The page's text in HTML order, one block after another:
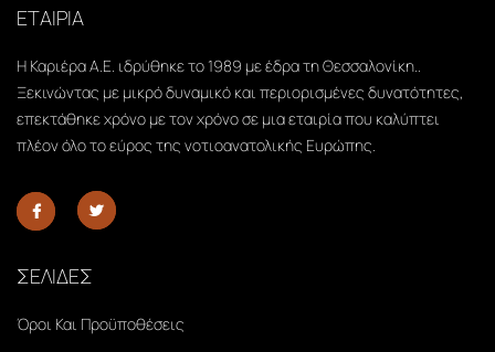
ΕΤΑΙΡΙΑ
Η Καριέρα Α.Ε. ιδρύθηκε το 1989 με έδρα τη Θεσσαλονίκη..
Ξεκινώντας με μικρό δυναμικό και περιορισμένες δυνατότητες,
επεκτάθηκε χρόνο με τον χρόνο σε μια εταιρία που καλύπτει
πλέον όλο το εύρος της νοτιοανατολικής Ευρώπης.
ΣΕΛΙΔΕΣ
Όροι Και Προϋποθέσεις